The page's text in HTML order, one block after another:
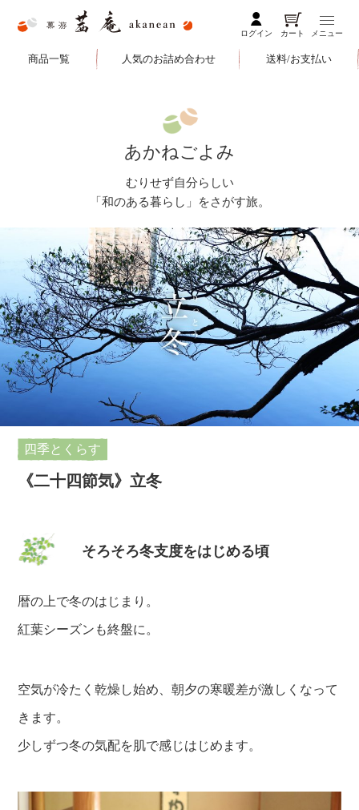
ログイン カート メニュー
商品一覧 人気のお詰め合わせ 送料/お支払い
あかねごよみ
むりせず自分らしい
「和のある暮らし」をさがす旅。
四季とくらす
《二十四節気》立冬
そろそろ冬支度をはじめる頃
暦の上で冬のはじまり。
紅葉シーズンも終盤に。
空気が冷たく乾燥し始め、朝夕の寒暖差が激しくなって
きます。
少しずつ冬の気配を肌で感じはじめます。